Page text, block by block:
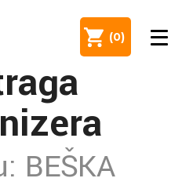
(0)
BEŠKA